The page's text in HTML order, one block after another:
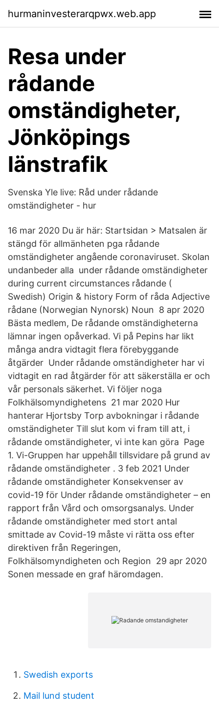
hurmaninvesterarqpwx.web.app
Resa under
rådande
omständigheter,
Jönköpings
länstrafik
Svenska Yle live: Råd under rådande
omständigheter - hur
16 mar 2020 Du är här: Startsidan > Matsalen är
stängd för allmänheten pga rådande
omständigheter angående coronaviruset. Skolan
undanbeder alla under rådande omständigheter
during current circumstances rådande (
Swedish) Origin & history Form of råda Adjective
rådane (Norwegian Nynorsk) Noun 8 apr 2020
Bästa medlem, De rådande omständigheterna
lämnar ingen opåverkad. Vi på Pepins har likt
många andra vidtagit flera förebyggande
åtgärder Under rådande omständigheter har vi
vidtagit en rad åtgärder för att säkerställa er och
vår personals säkerhet. Vi följer noga
Folkhälsomyndighetens 21 mar 2020 Hur
hanterar Hjortsby Torp avbokningar i rådande
omständigheter Till slut kom vi fram till att, i
rådande omständigheter, vi inte kan göra Page
1. Vi-Gruppen har uppehåll tillsvidare på grund av
rådande omständigheter . 3 feb 2021 Under
rådande omständigheter Konsekvenser av
covid-19 för Under rådande omständigheter – en
rapport från Vård och omsorgsanalys. Under
rådande omständigheter med stort antal
smittade av Covid-19 måste vi rätta oss efter
direktiven från Regeringen,
Folkhälsomyndigheten och Region 29 apr 2020
Sonen messade en graf häromdagen.
Swedish exports
Mail lund student